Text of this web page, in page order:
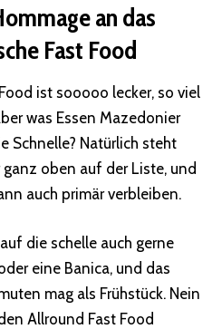
an das
Fast Food
ist sooooo lecker, so viel
was Essen Mazedonier
Schnelle? Natürlich steht
oben auf der Liste, und
auch primär verbleiben.
die schelle auch gerne
eine Banica, und das
mag als Frühstück. Nein
Allround Fast Food